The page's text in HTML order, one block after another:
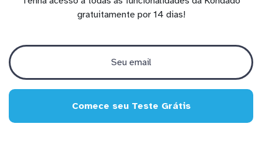
gratuitamente por 14 dias!
Comece seu Teste Grátis